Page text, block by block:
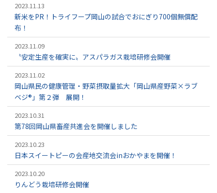
2023.11.13
新米をPR！トライフープ岡山の試合でおにぎり700個無償配
布！
2023.11.09
〝安定生産を確実に〟アスパラガス栽培研修会開催
2023.11.02
岡山県民の健康管理・野菜摂取量拡大「岡山県産野菜×ラブ
ベジ®」第２弾 展開！
2023.10.31
第78回岡山県畜産共進会を開催しました
2023.10.23
日本スイートピーの会産地交流会inおかやまを開催！
2023.10.20
りんどう栽培研修会開催